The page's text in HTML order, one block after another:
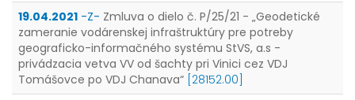
19.04.2021 -Z- Zmluva o dielo č. P/25/21 - „Geodetické
zameranie vodárenskej infraštruktúry pre potreby
geograficko-informačného systému StVS, a.s -
privádzacia vetva VV od šachty pri Vinici cez VDJ
Tomášovce po VDJ Chanava“ [28152.00]